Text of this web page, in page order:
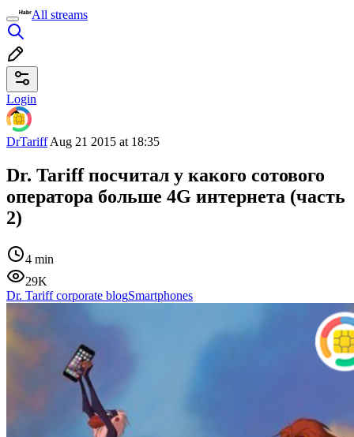
All streams
Login
DrTariffAug 21 2015 at 18:35
Dr. Tariff посчитал у какого сотового
оператора больше 4G интернета (часть
2)
4 min
29K
Dr. Tariff corporate blogSmartphones